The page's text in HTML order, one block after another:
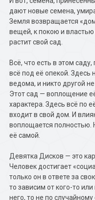
дают новые семена,
Земля возвращается
вещей, к покою и властью
растит свой сад.
Всё, что есть в этом
всё под её опекой. Здесь
ведома, и никто другой
Этот сад — воплощение
характера. Здесь всё по
входит в свой дом. И
воплощается полностью.
её самой.
Девятка Дисков — это
Человек достигает
только он в ответе за
то зависим от кого-то
него, то не по